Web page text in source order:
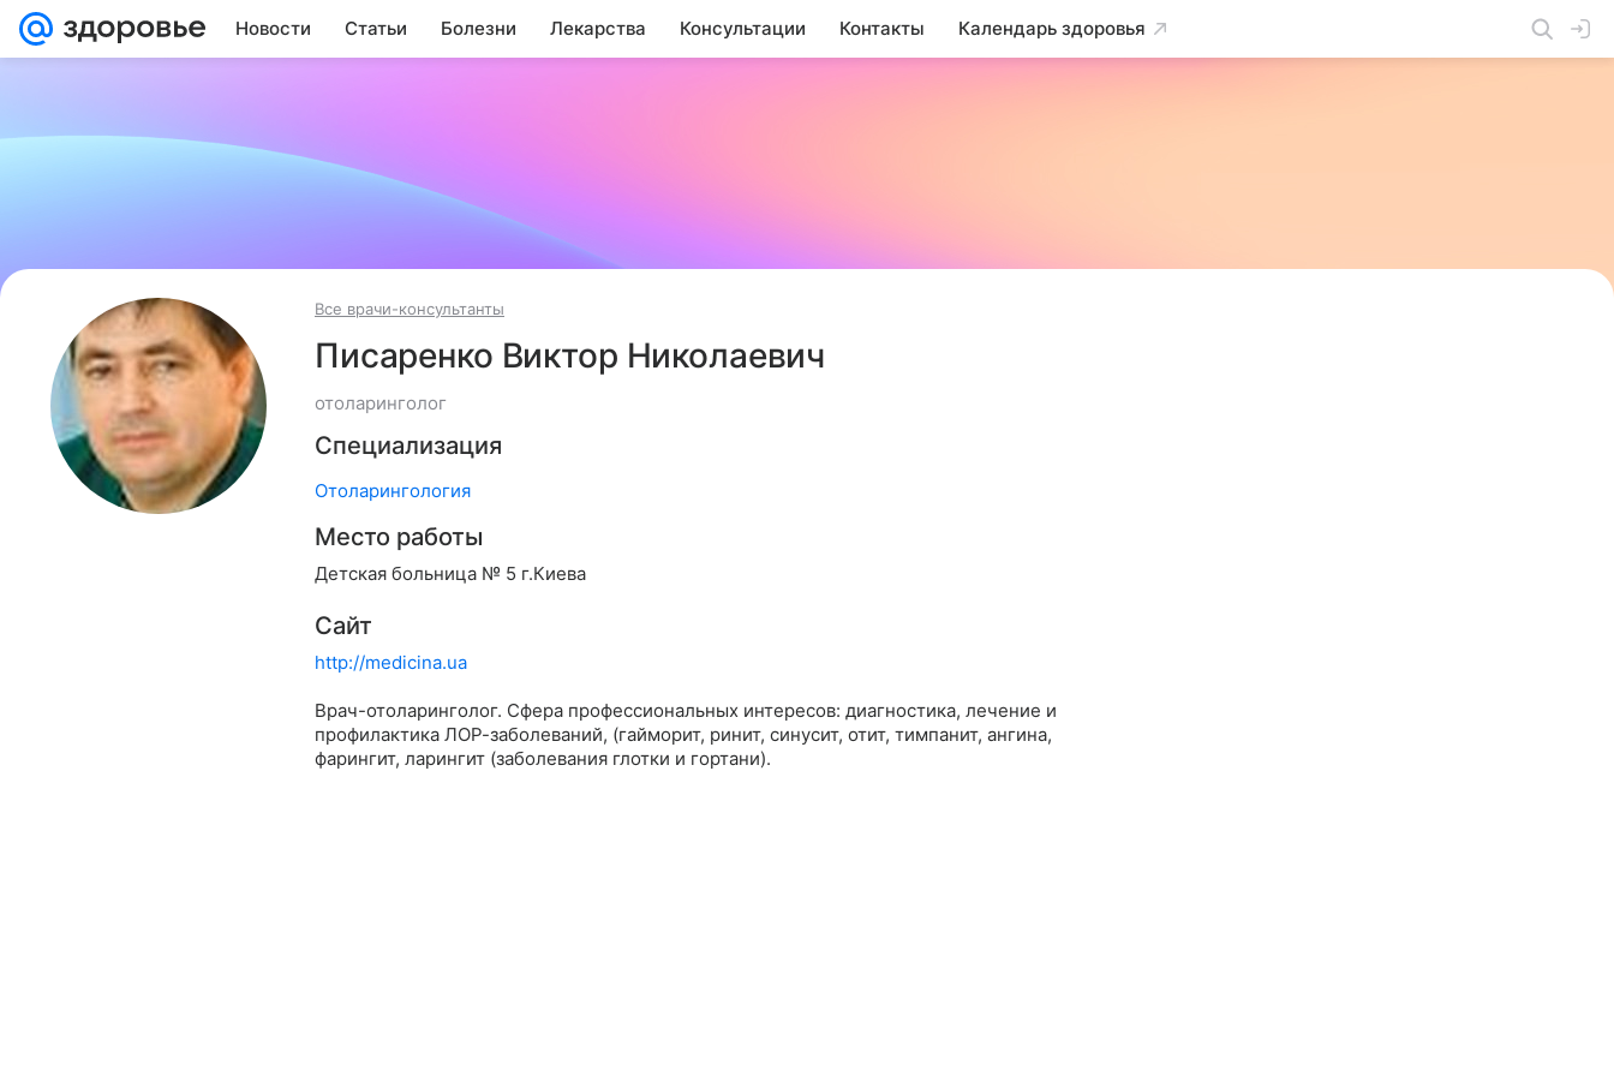
Новости Статьи Болезни Лекарства Консультации Контакты Календарь здоровья
Все врачи-консультанты
Писаренко Виктор Николаевич
отоларинголог
Специализация
Отоларингология
Место работы
Детская больница № 5 г.Киева
Сайт
http://medicina.ua
Врач-отоларинголог. Сфера профессиональных интересов: диагностика, лечение и
профилактика ЛОР-заболеваний, (гайморит, ринит, синусит, отит, тимпанит, ангина,
фарингит, ларингит (заболевания глотки и гортани).